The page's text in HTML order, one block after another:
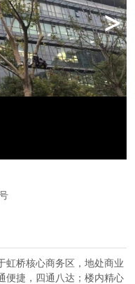
>
虹桥核心商务区，地处商业
便捷，四通八达；楼内精心